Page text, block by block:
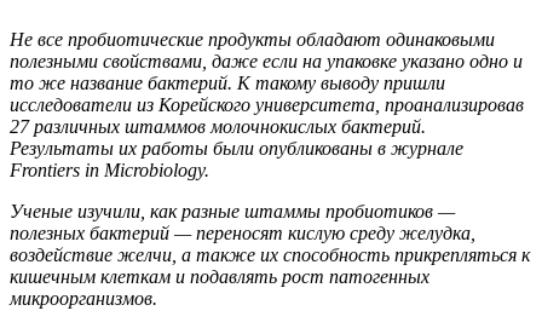
Не все пробиотические продукты обладают одинаковыми
полезными свойствами, даже если на упаковке указано одно и
то же название бактерий. К такому выводу пришли
исследователи из Корейского университета, проанализировав
27 различных штаммов молочнокислых бактерий.
Результаты их работы были опубликованы в журнале
Frontiers in Microbiology.
Ученые изучили, как разные штаммы пробиотиков —
полезных бактерий — переносят кислую среду желудка,
воздействие желчи, а также их способность прикрепляться к
кишечным клеткам и подавлять рост патогенных
микроорганизмов.